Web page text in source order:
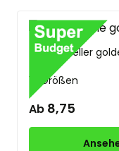
Traditioneller
10 Größen
Ab 8,75